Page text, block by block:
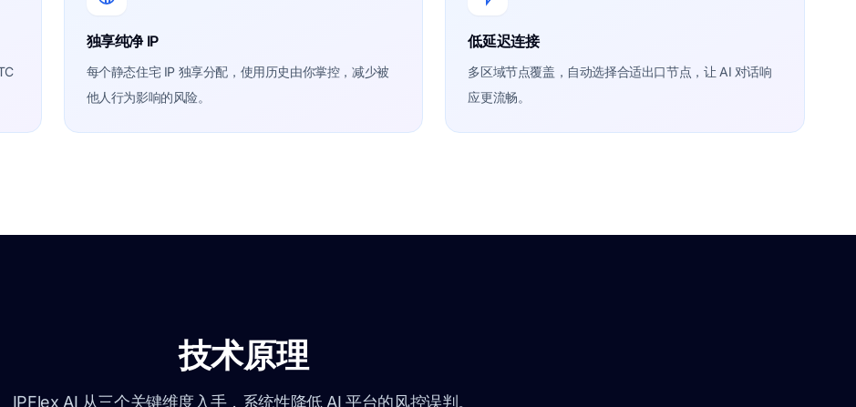
独享纯净 IP
每个静态住宅 IP 独享分配，使用历史由你掌控，减少被
他人行为影响的风险。
低延迟连接
多区域节点覆盖，自动选择合适出口节点，让 AI 对话响
应更流畅。
技术原理
IPFlex AI 从三个关键维度入手，系统性降低 AI 平台的风控误判。